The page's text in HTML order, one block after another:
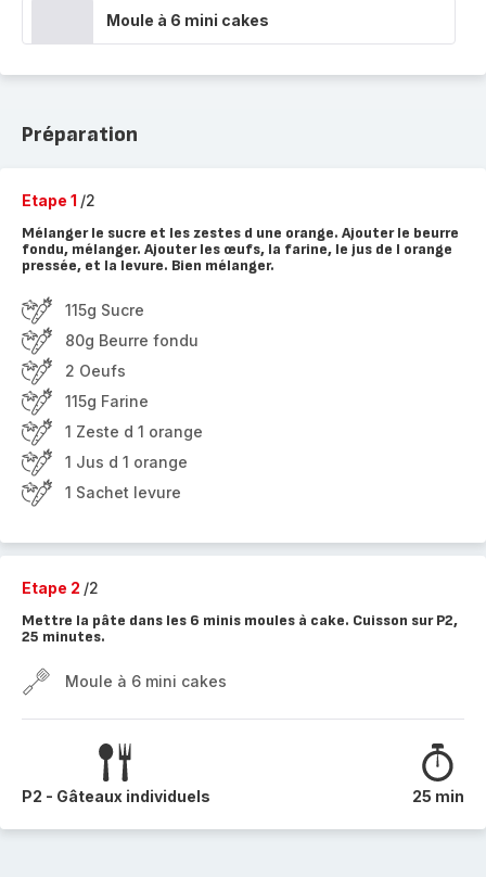
Moule à 6 mini cakes
Préparation
Etape 1 /2
Mélanger le sucre et les zestes d une orange. Ajouter le beurre
fondu, mélanger. Ajouter les œufs, la farine, le jus de l orange
pressée, et la levure. Bien mélanger.
115g Sucre
80g Beurre fondu
2 Oeufs
115g Farine
1 Zeste d 1 orange
1 Jus d 1 orange
1 Sachet levure
Etape 2 /2
Mettre la pâte dans les 6 minis moules à cake. Cuisson sur P2,
25 minutes.
Moule à 6 mini cakes
P2 - Gâteaux individuels 25 min